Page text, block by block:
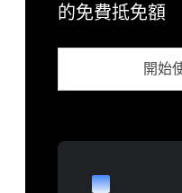
的免費抵免額
開始